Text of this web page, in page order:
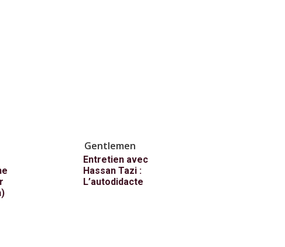
Gentlemen
Entretien avec
Hassan Tazi :
L’autodidacte